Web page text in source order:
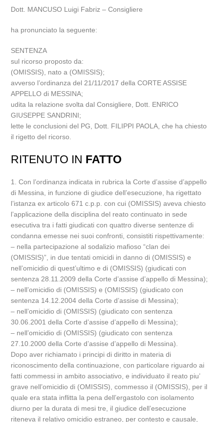
Dott. MANCUSO Luigi Fabriz – Consigliere
ha pronunciato la seguente:
SENTENZA
sul ricorso proposto da:
(OMISSIS), nato a (OMISSIS);
avverso l’ordinanza del 21/11/2017 della CORTE ASSISE
APPELLO di MESSINA;
udita la relazione svolta dal Consigliere, Dott. ENRICO
GIUSEPPE SANDRINI;
lette le conclusioni del PG, Dott. FILIPPI PAOLA, che ha chiesto
il rigetto del ricorso.
RITENUTO IN FATTO
1. Con l’ordinanza indicata in rubrica la Corte d’assise d’appello
di Messina, in funzione di giudice dell’esecuzione, ha rigettato
l’istanza ex articolo 671 c.p.p. con cui (OMISSIS) aveva chiesto
l’applicazione della disciplina del reato continuato in sede
esecutiva tra i fatti giudicati con quattro diverse sentenze di
condanna emesse nei suoi confronti, consistiti rispettivamente:
– nella partecipazione al sodalizio mafioso “clan dei
(OMISSIS)”, in due tentati omicidi in danno di (OMISSIS) e
nell’omicidio di quest’ultimo e di (OMISSIS) (giudicati con
sentenza 28.11.2009 della Corte d’assise d’appello di Messina);
– nell’omicidio di (OMISSIS) e (OMISSIS) (giudicato con
sentenza 14.12.2004 della Corte d’assise di Messina);
– nell’omicidio di (OMISSIS) (giudicato con sentenza
30.06.2001 della Corte d’assise d’appello di Messina);
– nell’omicidio di (OMISSIS) (giudicato con sentenza
27.10.2000 della Corte d’assise d’appello di Messina).
Dopo aver richiamato i principi di diritto in materia di
riconoscimento della continuazione, con particolare riguardo ai
fatti commessi in ambito associativo, e individuato il reato piu’
grave nell’omicidio di (OMISSIS), commesso il (OMISSIS), per il
quale era stata inflitta la pena dell’ergastolo con isolamento
diurno per la durata di mesi tre, il giudice dell’esecuzione
riteneva il relativo omicidio estraneo, per contesto e causale,